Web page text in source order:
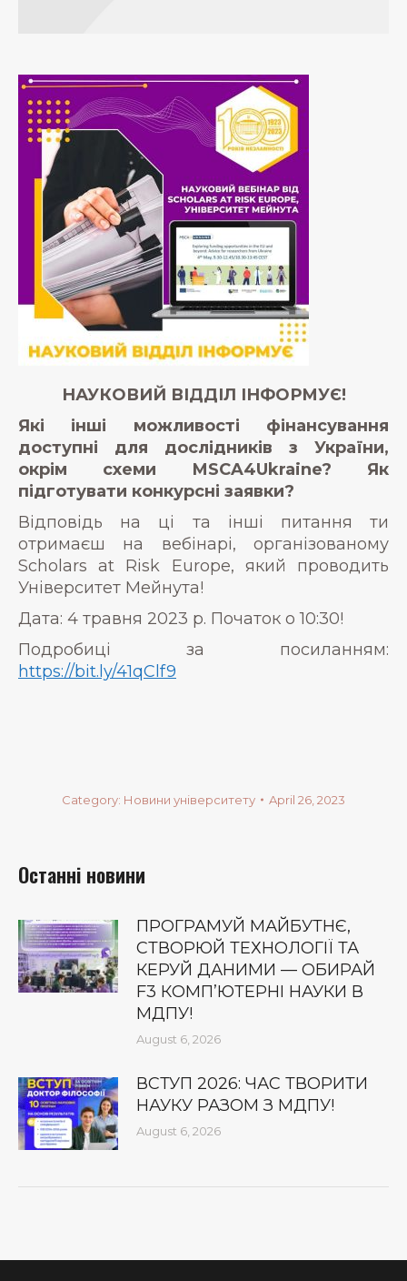
НАУКОВИЙ ВІДДІЛ ІНФОРМУЄ!
Які інші можливості фінансування
доступні для дослідників з України,
окрім схеми MSCA4Ukraine? Як
підготувати конкурсні заявки?
Відповідь на ці та інші питання ти
отримаєш на вебінарі, організованому
Scholars at Risk Europe, який проводить
Університет Мейнута!
Дата: 4 травня 2023 р. Початок о 10:30!
Подробиці за посиланням:
https://bit.ly/41qClf9
Category: Новини університету April 26, 2023
Останні новини
ПРОГРАМУЙ МАЙБУТНЄ,
СТВОРЮЙ ТЕХНОЛОГІЇ ТА
КЕРУЙ ДАНИМИ — ОБИРАЙ
F3 КОМП’ЮТЕРНІ НАУКИ В
МДПУ!
August 6, 2026
ВСТУП 2026: ЧАС ТВОРИТИ
НАУКУ РАЗОМ З МДПУ!
August 6, 2026